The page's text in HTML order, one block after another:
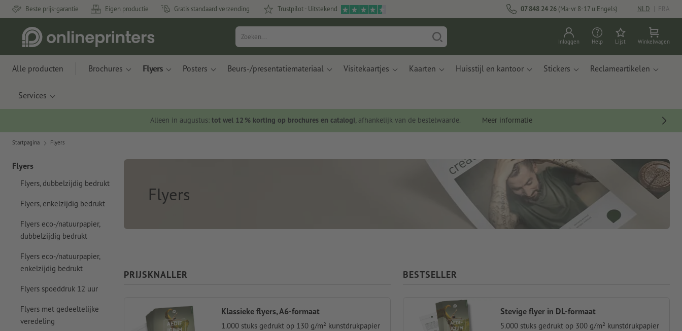
Beste prijs-garantie Eigen productie Gratis standaard verzending Trustpilot - Uitstekend 07 848 24 26 (Ma-vr 8-17 u Engels) NLD | FRA
Inloggen Help Lijst Winkelwagen
Alle producten Brochures Flyers Posters Beurs-/presentatiemateriaal Visitekaartjes Kaarten Huisstijl en kantoor Stickers Reclameartikelen
Services
Alleen in augustus: tot wel 12 % korting op brochures en catalogi, afhankelijk van de bestelwaarde. Meer informatie
Startpagina Flyers
Flyers
Flyers, dubbelzijdig bedrukt
Flyers, enkelzijdig bedrukt
Flyers eco-/natuurpapier,
dubbelzijdig bedrukt
Flyers eco-/natuurpapier,
enkelzijdig bedrukt
Flyers spoeddruk 12 uur
Flyers met gedeeltelijke
veredeling
Flyers
PRIJSKNALLER
Klassieke flyers, A6-formaat
1.000 stuks gedrukt op 130 g/m² kunstdrukpapier
BESTSELLER
Stevige flyer in DL-formaat
5.000 stuks gedrukt op 300 g/m² kunstdrukpapier